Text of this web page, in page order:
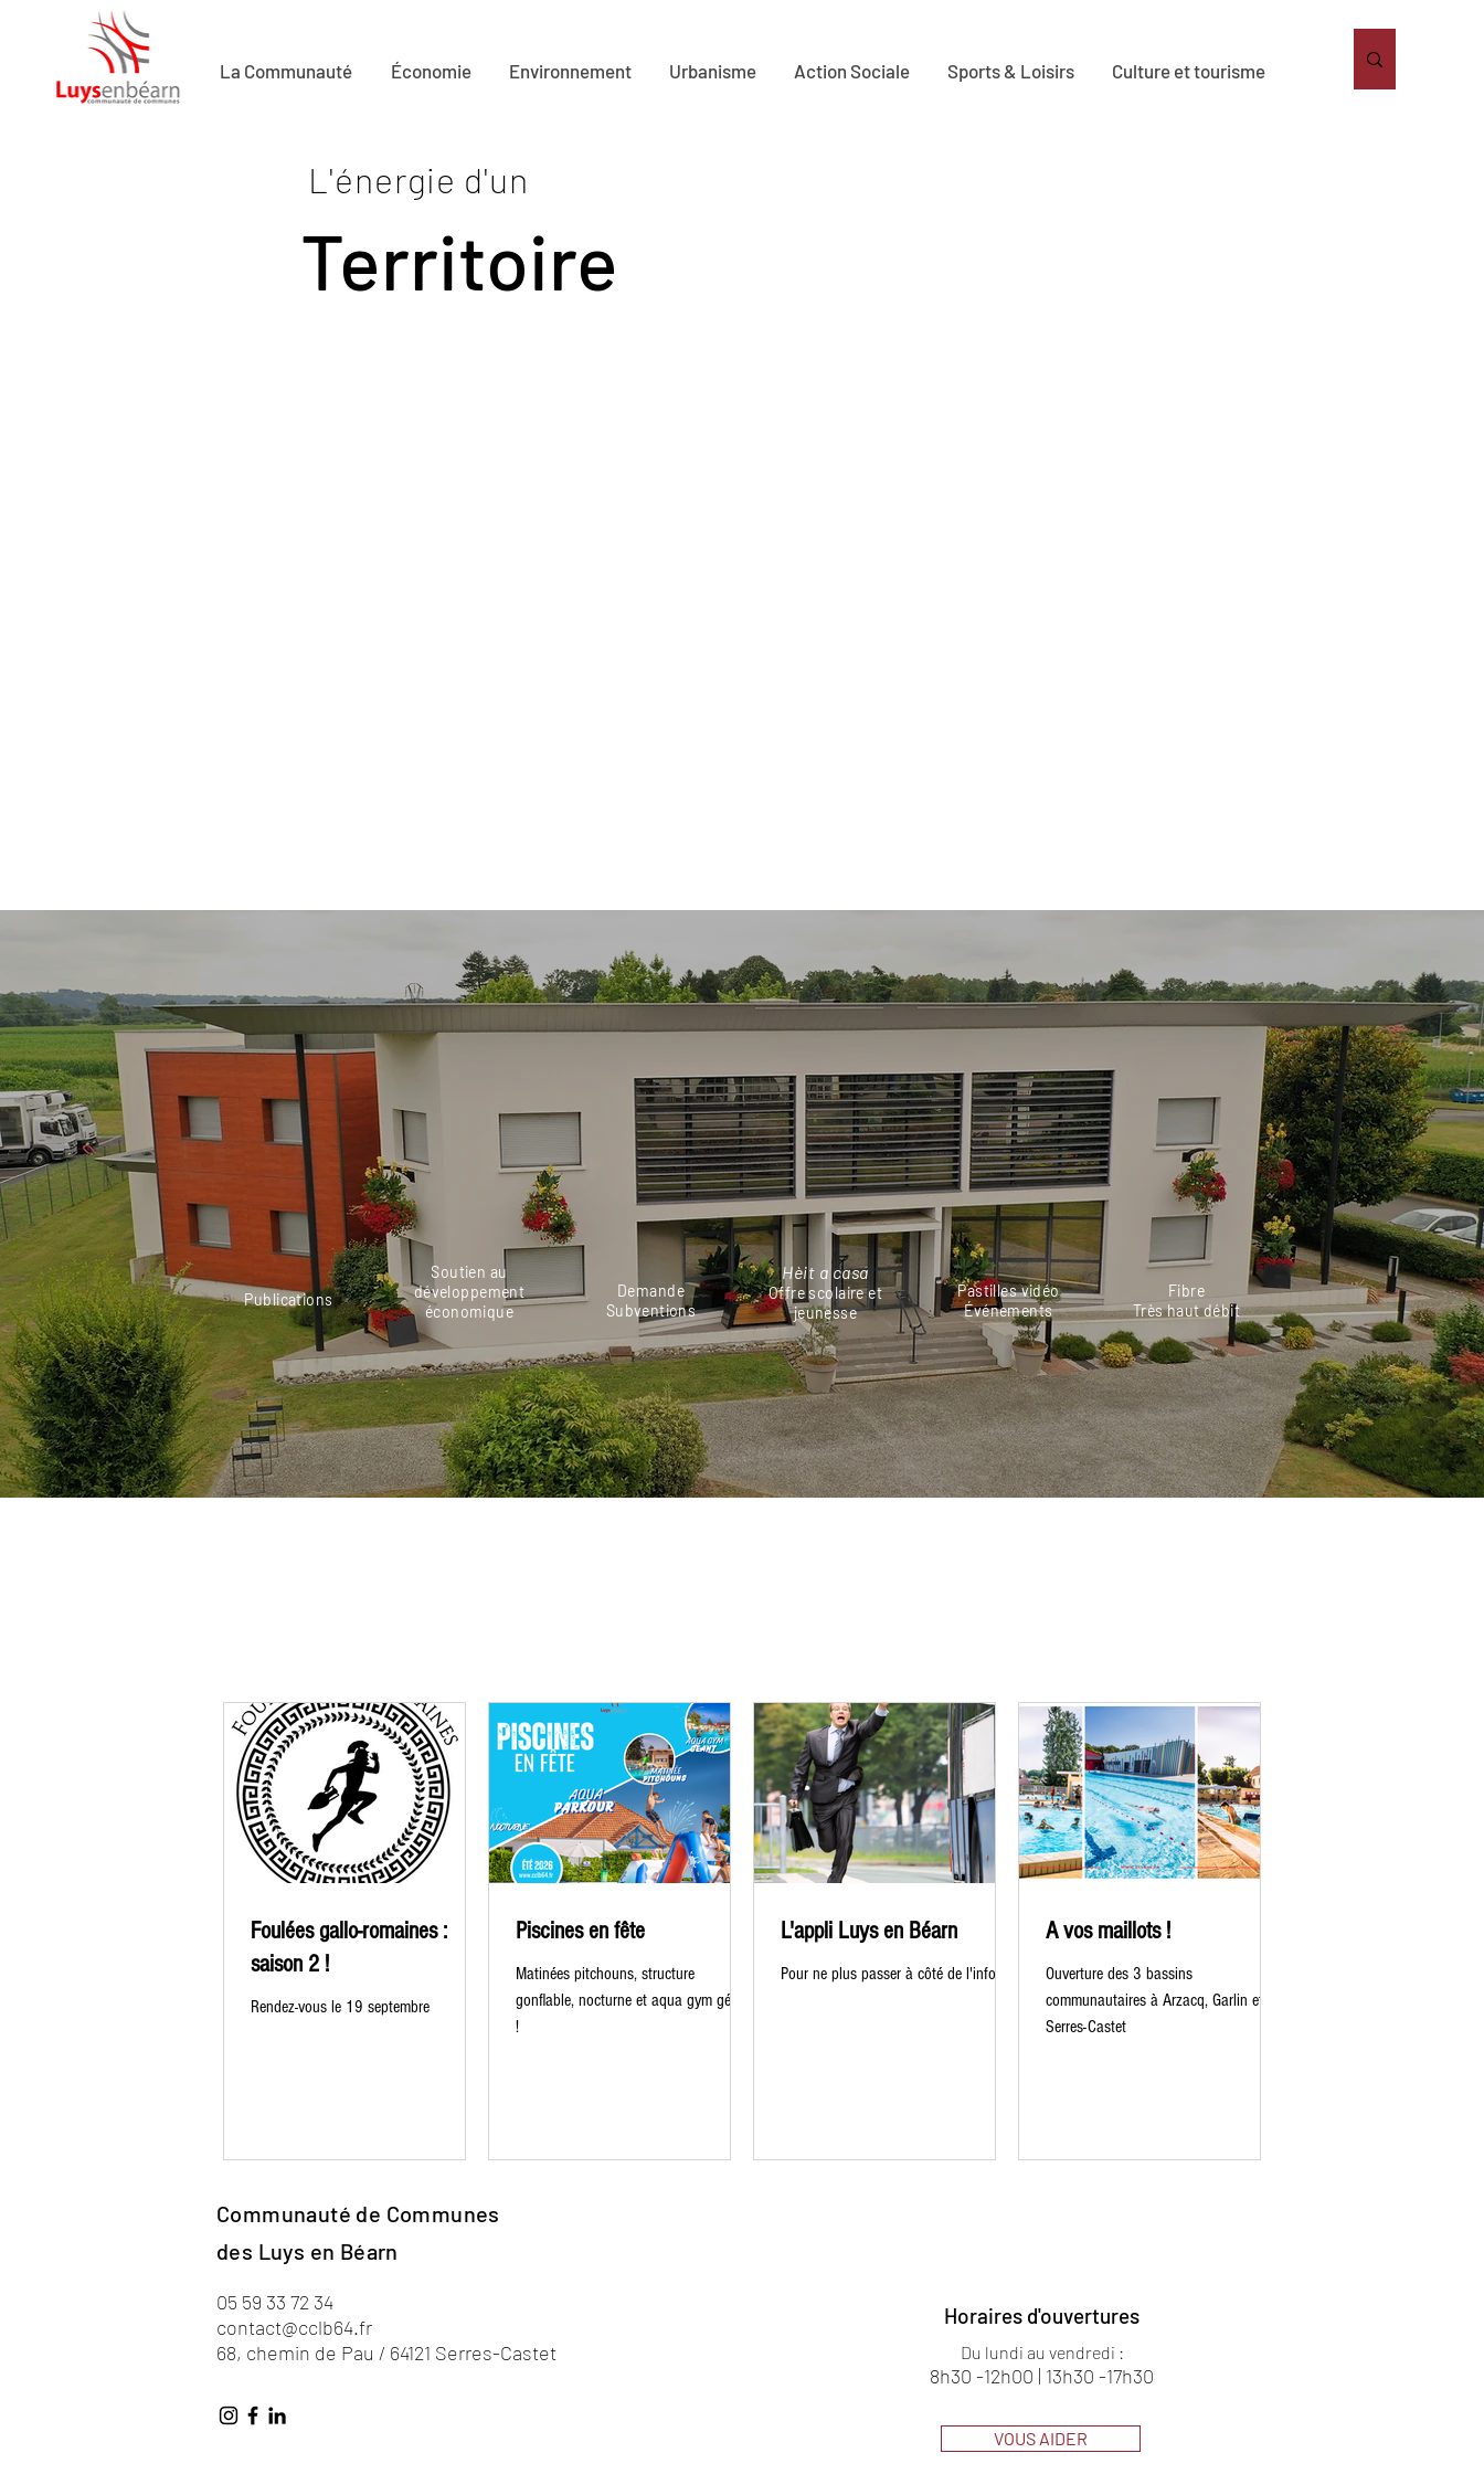
La Communauté Économie Environnement Urbanisme Action Sociale Sports & Loisirs Culture et tourisme
Territoire
L'énergie d'un
Publications
Accès
directs
Soutien au
développement
économique
Demande
Subventions
Hèit a casa
Offre scolaire et
jeunesse
Pastilles vidéo
Événements
Fibre
Très haut débit
Foulées gallo-romaines :
saison 2 !
Rendez-vous le 19 septembre
Piscines en fête
Matinées pitchouns, structure
gonflable, nocturne et aqua gym géant
!
L'appli Luys en Béarn
Pour ne plus passer à côté de l'info !
A vos maillots !
Ouverture des 3 bassins
communautaires à Arzacq, Garlin et
Serres-Castet
Communauté de Communes
des Luys en Béarn
05 59 33 72 34
contact@cclb64.fr
68, chemin de Pau / 64121 Serres-Castet
Horaires d'ouvertures
Du lundi au vendredi :
8h30 -12h00 | 13h30 -17h30
VOUS AIDER